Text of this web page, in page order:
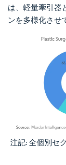
は、軽量牽引器
ンを多様化させ
画像 © Mordor
注記: 全個別セ